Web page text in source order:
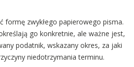
formę zwykłego papierowego pisma.
go konkretnie, ale ważne jest,
podatnik, wskazany okres, za jaki
niedotrzymania terminu.